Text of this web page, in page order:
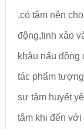
,có tâm nên
động,tinh xảo
khâu nấu
tác phẩm
sự tâm huyết
tâm khi đến với